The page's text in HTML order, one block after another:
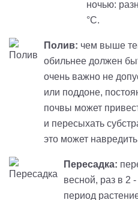
ночью:
°С.
Полив: чем выше
обильнее должен
очень важно не
или поддоне,
почвы может
и пересыхать
это может
Пересадка:
весной, раз в 2
период